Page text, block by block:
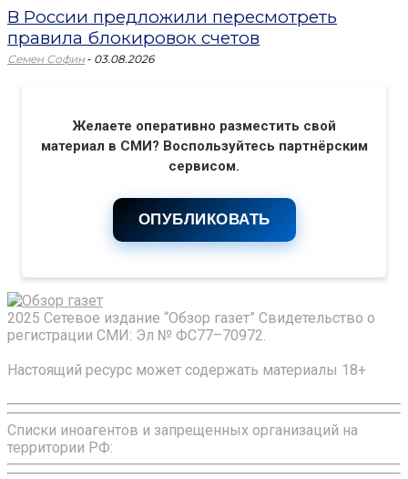
В России предложили пересмотреть
правила блокировок счетов
Семен Софин - 03.08.2026
Желаете оперативно разместить свой
материал в СМИ? Воспользуйтесь партнёрским
сервисом.
ОПУБЛИКОВАТЬ
2025 Сетевое издание “Обзор газет” Свидетельство о
регистрации СМИ: Эл № ФС77–70972.
Настоящий ресурс может содержать материалы 18+
Списки иноагентов и запрещенных организаций на
территории РФ: